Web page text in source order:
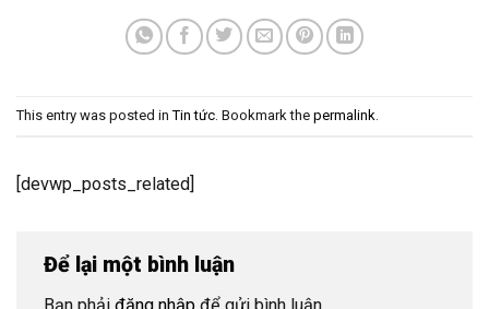
This entry was posted inTin tức . Bookmark the permalink
[devwp_posts_related]
Để lại một bình luận